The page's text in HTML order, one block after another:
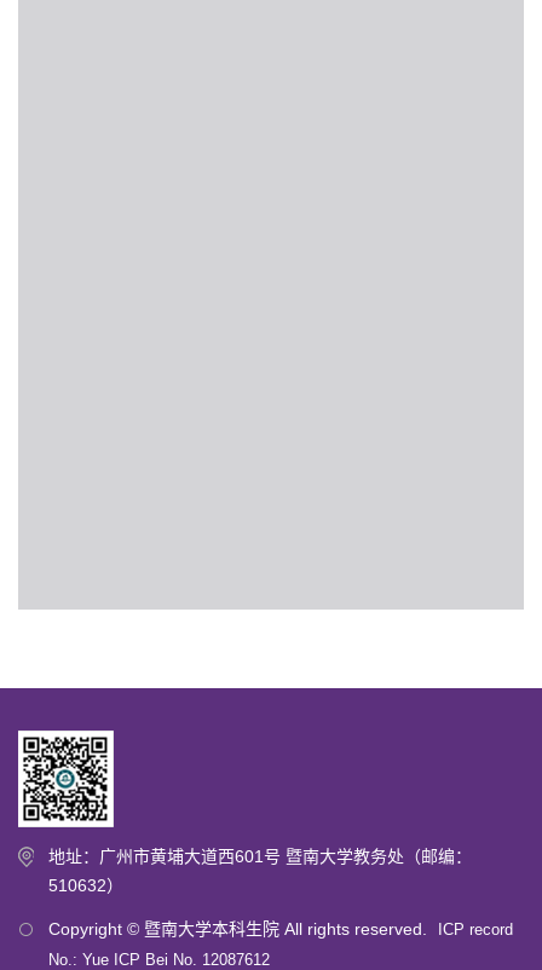
地址：广州市黄埔大道西601号 暨南大学教务处（邮编：
510632）
Copyright © 暨南大学本科生院 All rights reserved.
ICP record
No.: Yue ICP Bei No. 12087612